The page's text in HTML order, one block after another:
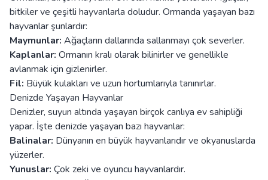
bitkiler ve çeşitli hayvanlarla doludur. Ormanda yaşayan bazı
hayvanlar şunlardır:
Maymunlar: Ağaçların dallarında sallanmayı çok severler.
Kaplanlar: Ormanın kralı olarak bilinirler ve genellikle
avlanmak için gizlenirler.
Fil: Büyük kulakları ve uzun hortumlarıyla tanınırlar.
Denizde Yaşayan Hayvanlar
Denizler, suyun altında yaşayan birçok canlıya ev sahipliği
yapar. İşte denizde yaşayan bazı hayvanlar:
Balinalar: Dünyanın en büyük hayvanlarıdır ve okyanuslarda
yüzerler.
Yunuslar: Çok zeki ve oyuncu hayvanlardır.